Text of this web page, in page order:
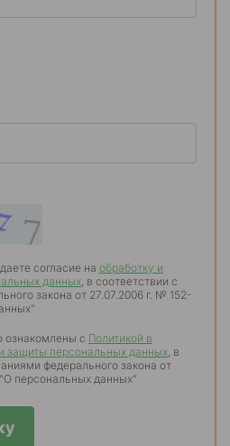
согласие на обработку и
данных, в соответствии с
закона от 27.07.2006 г. № 152-
ознакомлены с Политикой в
защиты персональных данных, в
федерального закона от
персональных данных"